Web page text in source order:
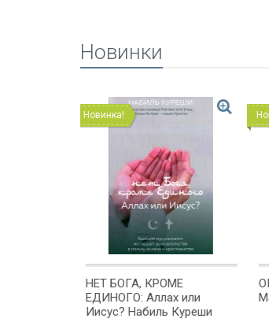
Новинки
Новинка!
ОПРАВДАН ПРЕД БОГОМ.
Майкл Ривз